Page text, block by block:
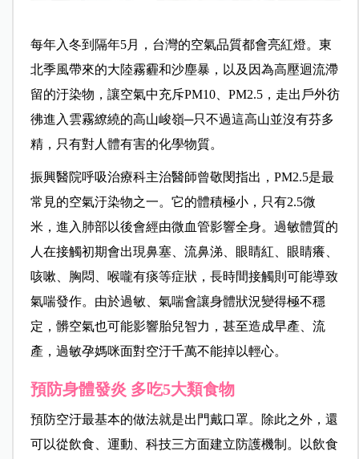
每年入冬到隔年5月，台灣的空氣品質都會亮紅燈。東
北季風帶來的大陸霧霾和沙塵暴，以及因為高壓迴流滯
留的汙染物，讓空氣中充斥PM10、PM2.5，走出戶外彷
彿進入雲霧繚繞的高山峻嶺─只不過這高山並沒有芬多
精，只有對人體有害的化學物質。
振興醫院呼吸治療科主治醫師曾敬閔指出，PM2.5是最
常見的空氣汙染物之一。它的體積極小，只有2.5微
米，進入肺部以後會經由微血管影響全身。過敏體質的
人在接觸初期會出現鼻塞、流鼻涕、眼睛紅、眼睛癢、
咳嗽、胸悶、喉嚨有痰等症狀，長時間接觸則可能導致
氣喘發作。由於過敏、氣喘會讓身體狀況變得極不穩
定，髒空氣也可能影響胎兒智力，甚至造成早產、流
產，過敏孕媽咪面對空汙千萬不能掉以輕心。
預防身體發炎 多吃5大類食物
預防空汙最基本的做法就是出門戴口罩。除此之外，還
可以從飲食、運動、科技三方面建立防護機制。以飲食